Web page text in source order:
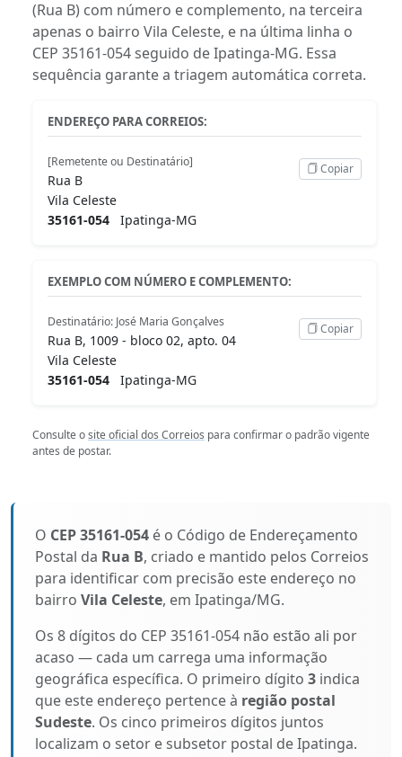
(Rua B) com número e complemento, na terceira
apenas o bairro Vila Celeste, e na última linha o
CEP 35161-054 seguido de Ipatinga-MG. Essa
sequência garante a triagem automática correta.
ENDEREÇO PARA CORREIOS:
[Remetente ou Destinatário]
Rua B
Vila Celeste
35161-054 Ipatinga-MG
Copiar
EXEMPLO COM NÚMERO E COMPLEMENTO:
Destinatário: José Maria Gonçalves
Rua B, 1009 - bloco 02, apto. 04
Vila Celeste
35161-054 Ipatinga-MG
Copiar
Consulte osite oficial dos Correios para confirmar o padrão vigente
antes de postar.
O CEP 35161-054 é o Código de Endereçamento
Postal da Rua B, criado e mantido pelos Correios
para identificar com precisão este endereço no
bairro Vila Celeste, em Ipatinga/MG.
Os 8 dígitos do CEP 35161-054 não estão ali por
acaso — cada um carrega uma informação
geográfica específica. O primeiro dígito 3 indica
que este endereço pertence à região postal
Sudeste. Os cinco primeiros dígitos juntos
localizam o setor e subsetor postal de Ipatinga.